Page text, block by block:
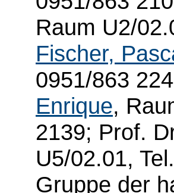
Raum U2/
Fischer,
0951/863
Enrique,
2139; Prof.
U5/02.01,
Gruppe der